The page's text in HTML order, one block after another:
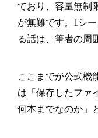
ており、容量無制
が無難です。1シ
る話は、筆者の周
ここまでが公式機
は「保存したファ
何本までなのか」